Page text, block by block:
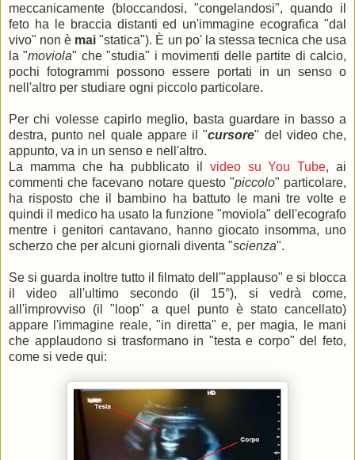
meccanicamente (bloccandosi, "congelandosi", quando il
feto ha le braccia distanti ed un'immagine ecografica "dal
vivo" non è mai"statica"). È un po' la stessa tecnica che usa
la "moviola" che "studia" i movimenti delle partite di calcio,
pochi fotogrammi possono essere portati in un senso o
nell'altro per studiare ogni piccolo particolare.
Per chi volesse capirlo meglio, basta guardare in basso a
destra, punto nel quale appare il "cursore" del video che,
appunto, va in un senso e nell'altro.
La mamma che ha pubblicato il video su You Tube, ai
commenti che facevano notare questo "piccolo" particolare,
ha risposto che il bambino ha battuto le mani tre volte e
quindi il medico ha usato la funzione "moviola" dell'ecografo
mentre i genitori cantavano, hanno giocato insomma, uno
scherzo che per alcuni giornali diventa "scienza".
Se si guarda inoltre tutto il filmato dell'"applauso" e si blocca
il video all'ultimo secondo (il 15°), si vedrà come,
all'improvviso (il "loop" a quel punto è stato cancellato)
appare l'immagine reale, "in diretta" e, per magia, le mani
che applaudono si trasformano in "testa e corpo" del feto,
come si vede qui: